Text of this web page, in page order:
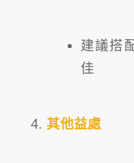
建議搭
佳
其他益處